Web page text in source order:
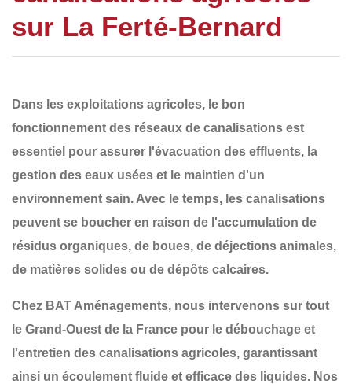
sur La Ferté-Bernard
Dans les exploitations agricoles, le bon
fonctionnement des réseaux de canalisations est
essentiel pour assurer l'évacuation des effluents, la
gestion des eaux usées et le maintien d'un
environnement sain. Avec le temps, les canalisations
peuvent se boucher en raison de l'accumulation de
résidus organiques, de boues, de déjections animales,
de matières solides ou de dépôts calcaires.
Chez BAT Aménagements, nous intervenons sur tout
le Grand-Ouest de la France pour le débouchage et
l'entretien des canalisations agricoles, garantissant
ainsi un écoulement fluide et efficace des liquides. Nos